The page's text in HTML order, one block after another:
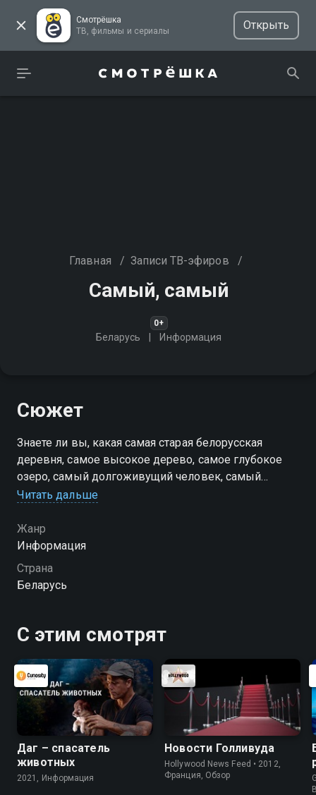
Смотрёшка
ТВ, фильмы и сериалы
Открыть
Главная / Записи ТВ-эфиров /
Самый, самый
0+
Беларусь Информация
Сюжет
Знаете ли вы, какая самая старая белорусская
деревня, самое высокое дерево, самое глубокое
озеро, самый долгоживущий человек, самый
быстрый лифт?
Читать дальше
Жанр
Информация
Страна
Беларусь
С этим смотрят
Даг – спасатель
животных
2021, Информация
Новости Голливуда
Hollywood News Feed • 2012,
Франция, Обзор